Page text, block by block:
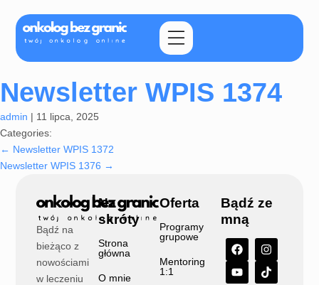
Newsletter WPIS 1374
admin | 11 lipca, 2025
Categories:
← Newsletter WPIS 1372
Newsletter WPIS 1376 →
Bądź na
bieżąco z
nowościami
w leczeniu
Na
skróty
Strona
główna
O mnie
Oferta
Programy
grupowe
Mentoring
1:1
Bądź ze
mną